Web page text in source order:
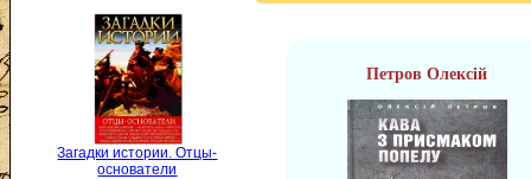
Загадки истории. Отцы-
основатели
Петров Олексій